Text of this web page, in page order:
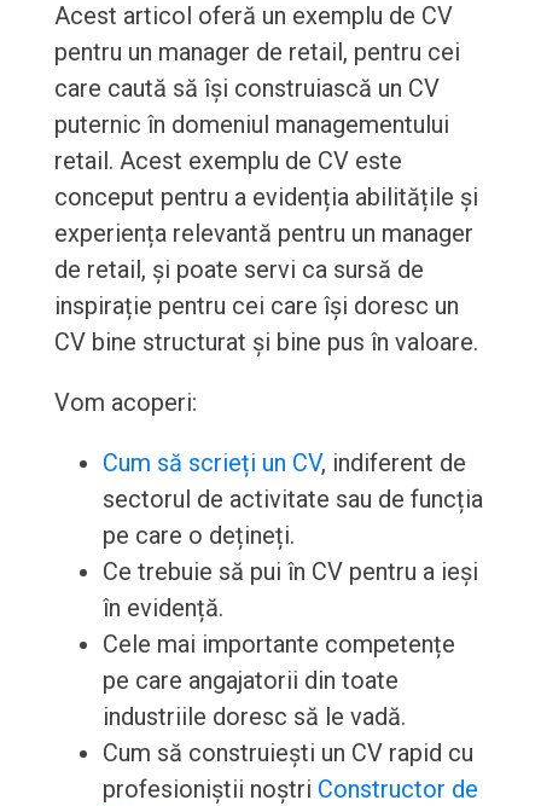
Acest articol oferă un exemplu de CV
pentru un manager de retail, pentru cei
care caută să își construiască un CV
puternic în domeniul managementului
retail. Acest exemplu de CV este
conceput pentru a evidenția abilitățile și
experiența relevantă pentru un manager
de retail, și poate servi ca sursă de
inspirație pentru cei care își doresc un
CV bine structurat și bine pus în valoare.
Vom acoperi:
Cum să scrieți un CV, indiferent de
sectorul de activitate sau de funcția
pe care o dețineți.
Ce trebuie să pui în CV pentru a ieși
în evidență.
Cele mai importante competențe
pe care angajatorii din toate
industriile doresc să le vadă.
Cum să construiești un CV rapid cu
profesioniștii noștri Constructor de